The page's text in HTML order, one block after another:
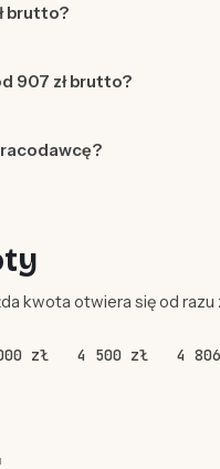
brutto?
907 zł brutto?
kwota otwiera się od
zł 4 500 zł 4